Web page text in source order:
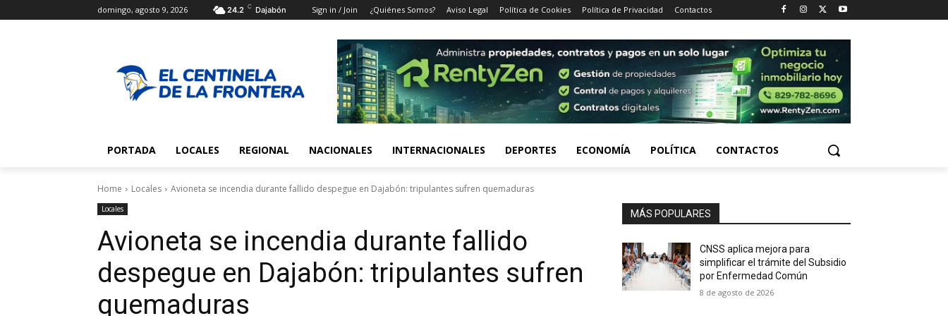
domingo, agosto 9, 2026 24.2 C Dajabón Sign in / Join ¿Quiénes Somos? Aviso Legal Política de Cookies Política de Privacidad Contactos
PORTADA LOCALES REGIONAL NACIONALES INTERNACIONALES DEPORTES ECONOMÍA POLÍTICA CONTACTOS
Home Locales Avioneta se incendia durante fallido despegue en Dajabón: tripulantes sufren quemaduras
Locales
Avioneta se incendia durante fallido
despegue en Dajabón: tripulantes sufren
quemaduras
MÁS POPULARES
CNSS aplica mejora para
simplificar el trámite del Subsidio
por Enfermedad Común
8 de agosto de 2026